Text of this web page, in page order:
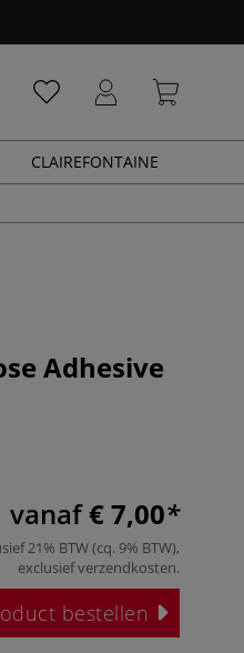
CLAIREFONTAINE
Adhesive
vanaf€ 7,00
21% BTW (cq. 9% BTW),
exclusiefverzendkosten.
bestellen